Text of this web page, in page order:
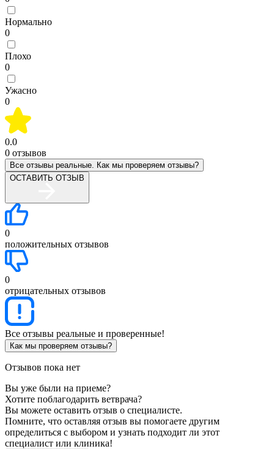
Нормально
0
Плохо
0
Ужасно
0
0.0
0 отзывов
Все отзывы реальные. Как мы проверяем отзывы?
ОСТАВИТЬ ОТЗЫВ
0
положительных отзывов
0
отрицательных отзывов
Все отзывы реальные и проверенные!
Как мы проверяем отзывы?
Отзывов пока нет
Вы уже были на приеме?
Хотите поблагодарить ветврача?
Вы можете оставить отзыв о специалисте.
Помните, что оставляя отзыв вы помогаете другим
определиться с выбором и узнать подходит ли этот
специалист или клиника!